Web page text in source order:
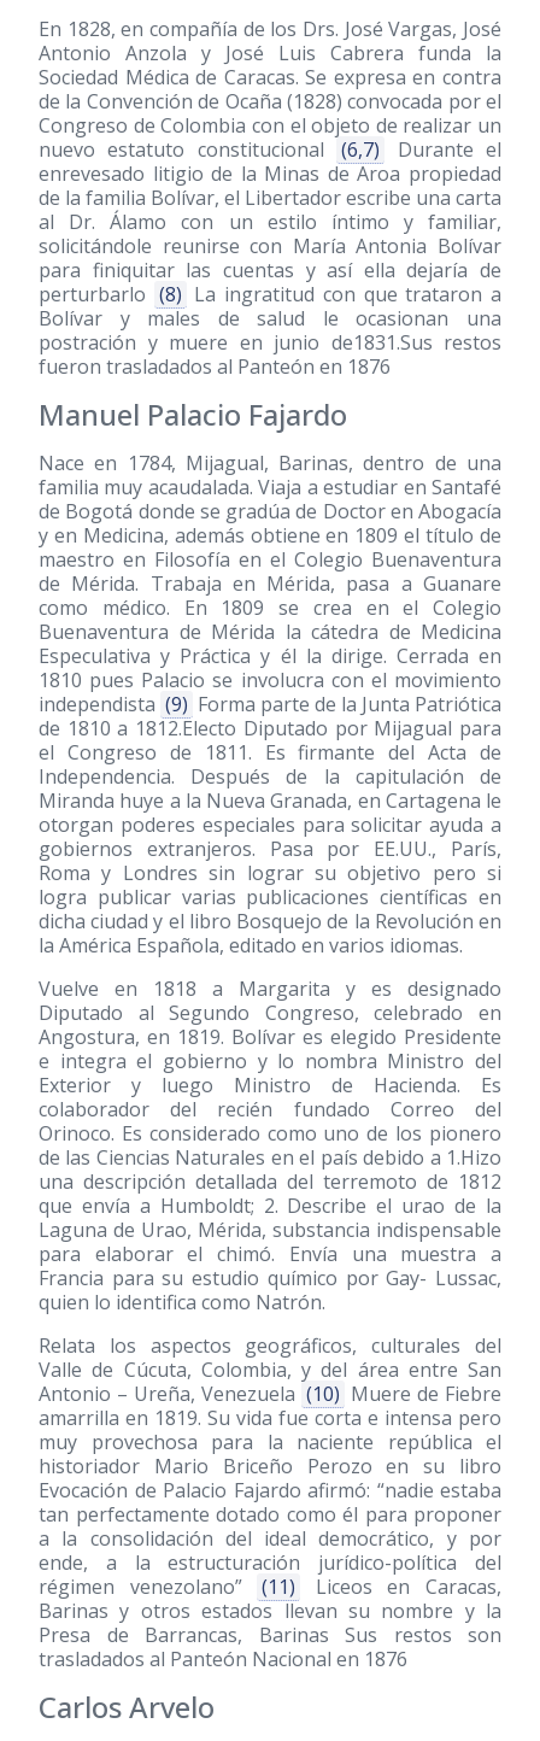
En 1828, en compañía de los Drs. José Vargas, José
Antonio Anzola y José Luis Cabrera funda la
Sociedad Médica de Caracas. Se expresa en contra
de la Convención de Ocaña (1828) convocada por el
Congreso de Colombia con el objeto de realizar un
nuevo estatuto constitucional
(6,7)
Durante el
enrevesado litigio de la Minas de Aroa propiedad
de la familia Bolívar, el Libertador escribe una carta
al Dr. Álamo con un estilo íntimo y familiar,
solicitándole reunirse con María Antonia Bolívar
para finiquitar las cuentas y así ella dejaría de
perturbarlo (8) La ingratitud con que trataron a
Bolívar y males de salud le ocasionan una
postración y muere en junio de1831.Sus restos
fueron trasladados al Panteón en 1876
Manuel Palacio Fajardo
Nace en 1784, Mijagual, Barinas, dentro de una
familia muy acaudalada. Viaja a estudiar en Santafé
de Bogotá donde se gradúa de Doctor en Abogacía
y en Medicina, además obtiene en 1809 el título de
maestro en Filosofía en el Colegio Buenaventura
de Mérida. Trabaja en Mérida, pasa a Guanare
como médico. En 1809 se crea en el Colegio
Buenaventura de Mérida la cátedra de Medicina
Especulativa y Práctica y él la dirige. Cerrada en
1810 pues Palacio se involucra con el movimiento
independista (9) Forma parte de la Junta Patriótica
de 1810 a 1812.Electo Diputado por Mijagual para
el Congreso de 1811. Es firmante del Acta de
Independencia. Después de la capitulación de
Miranda huye a la Nueva Granada, en Cartagena le
otorgan poderes especiales para solicitar ayuda a
gobiernos extranjeros. Pasa por EE.UU., París,
Roma y Londres sin lograr su objetivo pero si
logra publicar varias publicaciones científicas en
dicha ciudad y el libro Bosquejo de la Revolución en
la América Española, editado en varios idiomas.
Vuelve en 1818 a Margarita y es designado
Diputado al Segundo Congreso, celebrado en
Angostura, en 1819. Bolívar es elegido Presidente
e integra el gobierno y lo nombra Ministro del
Exterior y luego Ministro de Hacienda. Es
colaborador del recién fundado Correo del
Orinoco. Es considerado como uno de los pionero
de las Ciencias Naturales en el país debido a 1.Hizo
una descripción detallada del terremoto de 1812
que envía a Humboldt; 2. Describe el urao de la
Laguna de Urao, Mérida, substancia indispensable
para elaborar el chimó. Envía una muestra a
Francia para su estudio químico por Gay- Lussac,
quien lo identifica como Natrón.
Relata los aspectos geográficos, culturales del
Valle de Cúcuta, Colombia, y del área entre San
Antonio – Ureña, Venezuela (10) Muere de Fiebre
amarrilla en 1819. Su vida fue corta e intensa pero
muy provechosa para la naciente república el
historiador Mario Briceño Perozo en su libro
Evocación de Palacio Fajardo afirmó: “nadie estaba
tan perfectamente dotado como él para proponer
a la consolidación del ideal democrático, y por
ende, a la estructuración jurídico-política del
régimen venezolano”
(11)
Liceos en Caracas,
Barinas y otros estados llevan su nombre y la
Presa de Barrancas, Barinas Sus restos son
trasladados al Panteón Nacional en 1876
Carlos Arvelo